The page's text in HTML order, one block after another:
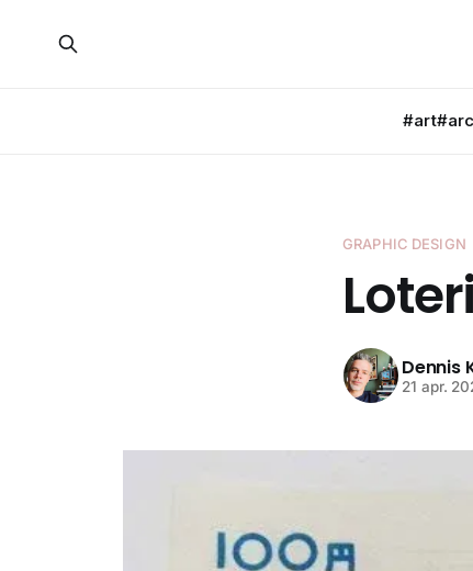
#art
GRAPHIC DESIGN
Dennis
21 apr.